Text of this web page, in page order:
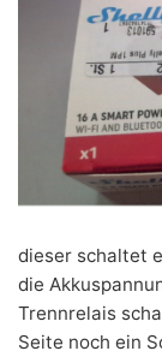
dieser schaltet
die
Trennrelais
Seite noch ein